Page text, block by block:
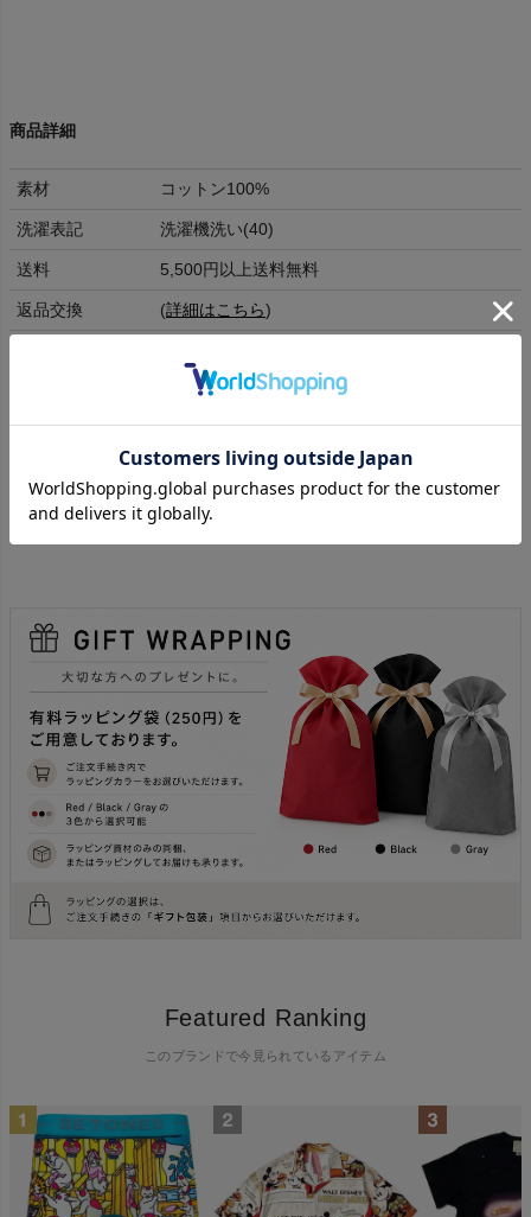
商品詳細
素材 コットン100%
洗濯表記 洗濯機洗い(40)
送料 5,500円以上送料無料
返品交換 (詳細はこちら)
54 48 60
56 52 60 68
Featured Ranking
このブランドで今見られているアイテム